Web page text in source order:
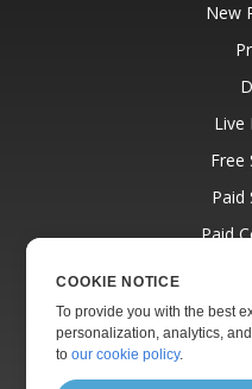
New
Live
Free
Paid
Paid
COOKIE NOTICE
To provide you with the best
personalization, analytics,
toour cookie policy.